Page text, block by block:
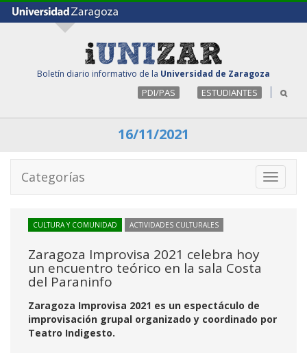
Boletín diario informativo de la Universidad de Zaragoza
PDI/PAS ESTUDIANTES
16/11/2021
Toggle
Categorías
CULTURA Y COMUNIDAD ACTIVIDADES CULTURALES
Zaragoza Improvisa 2021 celebra hoy
un encuentro teórico en la sala Costa
del Paraninfo
Zaragoza Improvisa 2021 es un espectáculo de
improvisación grupal organizado y coordinado por
Teatro Indigesto.